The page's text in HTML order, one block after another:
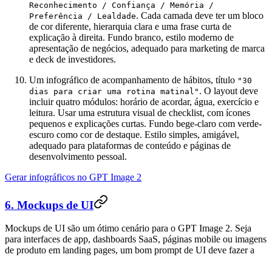
Reconhecimento / Confiança / Memória /
Preferência / Lealdade. Cada camada deve ter um bloco
de cor diferente, hierarquia clara e uma frase curta de
explicação à direita. Fundo branco, estilo moderno de
apresentação de negócios, adequado para marketing de marca
e deck de investidores.
Um infográfico de acompanhamento de hábitos, título "30
dias para criar uma rotina matinal" . O layout deve
incluir quatro módulos: horário de acordar, água, exercício e
leitura. Usar uma estrutura visual de checklist, com ícones
pequenos e explicações curtas. Fundo bege-claro com verde-
escuro como cor de destaque. Estilo simples, amigável,
adequado para plataformas de conteúdo e páginas de
desenvolvimento pessoal.
Gerar infográficos no GPT Image 2
6. Mockups de UI
Mockups de UI são um ótimo cenário para o GPT Image 2. Seja
para interfaces de app, dashboards SaaS, páginas mobile ou imagens
de produto em landing pages, um bom prompt de UI deve fazer a